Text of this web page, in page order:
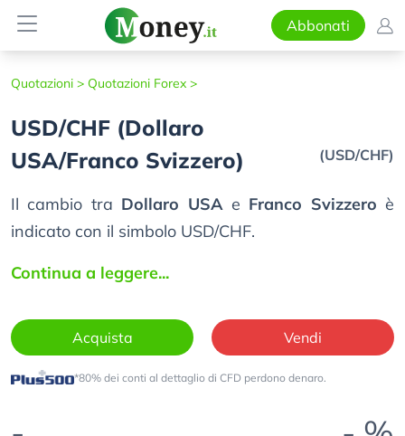
Abbonati
Quotazioni > Quotazioni Forex >
USD/CHF (Dollaro
USA/Franco Svizzero)
(USD/CHF)
Il cambio tra Dollaro USAe Franco Svizzero è
indicato con il simbolo USD/CHF.
Continua a leggere...
Acquista Vendi
*80% dei conti al dettaglio di CFD perdono denaro.